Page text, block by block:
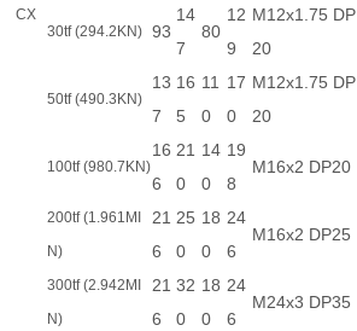
CX
30tf (294.2KN) 93
14
7
80
12
9
M12x1.75 DP
20
50tf (490.3KN)
13
7
16
5
11
0
17
0
M12x1.75 DP
20
100tf (980.7KN)
16
6
21
0
14
0
19
8
M16x2 DP20
200tf (1.961MI
N)
21
6
25
0
18
0
24
6
M16x2 DP25
300tf (2.942MI
N)
21
6
32
0
18
0
24
6
M24x3 DP35